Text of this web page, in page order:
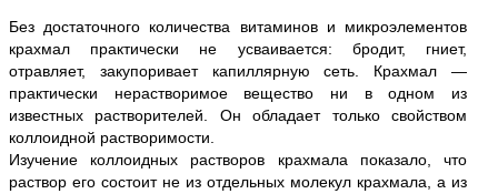
Без достаточного количества витаминов и микроэлементов
крахмал практически не усваивается: бродит, гниет,
отравляет, закупоривает капиллярную сеть. Крахмал —
практически нерастворимое вещество ни в одном из
известных растворителей. Он обладает только свойством
коллоидной растворимости.
Изучение коллоидных растворов крахмала показало, что
раствор его состоит не из отдельных молекул крахмала, а из